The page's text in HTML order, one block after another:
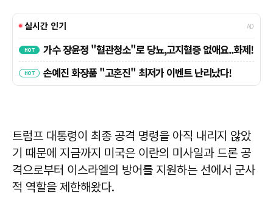
트럼프 대통령이 최종 공격 명령을 아직 내리지 않았
기 때문에 지금까지 미국은 이란의 미사일과 드론 공
격으로부터 이스라엘의 방어를 지원하는 선에서 군사
적 역할을 제한해왔다.